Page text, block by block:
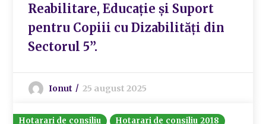
Reabilitare, Educație și Suport
pentru Copiii cu Dizabilități din
Sectorul 5”.
Ionut 25 august 2025
Hotarari de consiliu
Hotarari de consiliu 2018